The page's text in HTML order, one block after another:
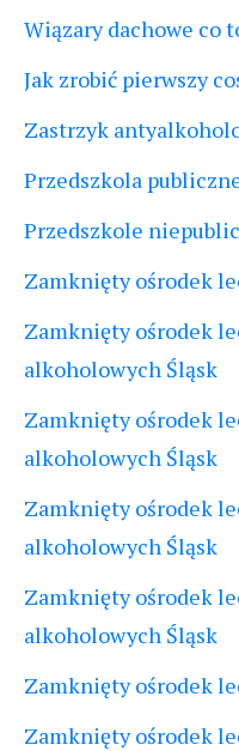
Wiązary dachowe co
Jak zrobić pierwszy
Zastrzyk
Przedszkola
Przedszkole
Zamknięty ośrodek
Zamknięty ośrodek
alkoholowych Śląsk
Zamknięty ośrodek
alkoholowych Śląsk
Zamknięty ośrodek
alkoholowych Śląsk
Zamknięty ośrodek
alkoholowych Śląsk
Zamknięty ośrodek
Zamknięty ośrodek